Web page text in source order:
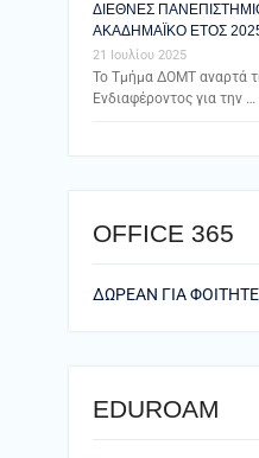
ΔΙΕΘΝΕΣ
ΑΚΑΔΗΜΑΪΚΟ ΕΤΟΣ
21 Ιουλίου 2025
Το Τμήμα ΔΟΜΤ αναρτά
Ενδιαφέροντος για την …
ΟFFICE 365
ΔΩΡΕΑΝ ΓΙΑ
EDUROAM